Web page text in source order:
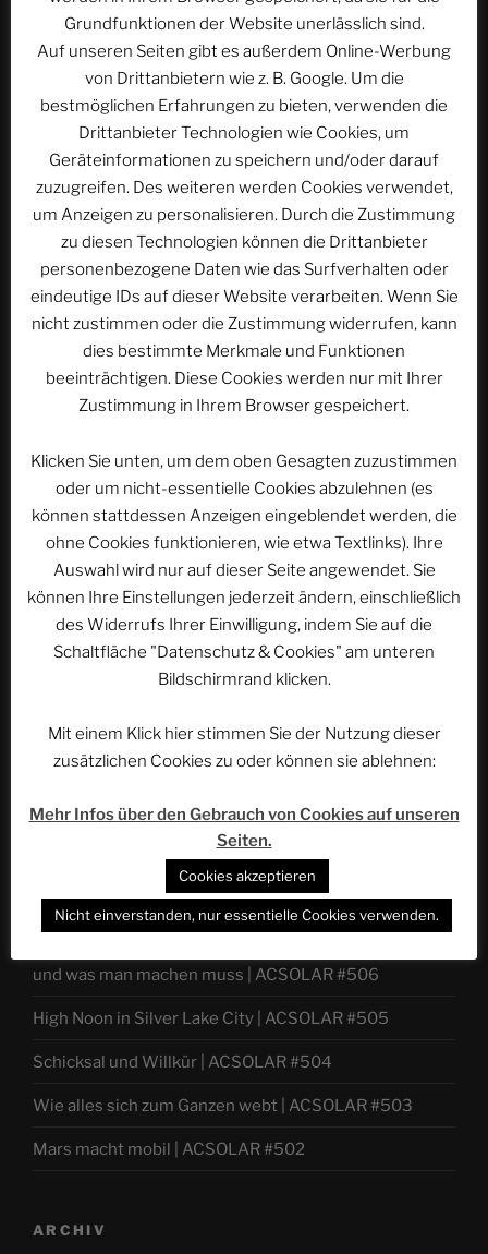
Beitragsnavigation
Vorheriger
Beitrag
ZURÜCK
Lache, wenn’s nicht zum Weinen reicht |
ACSOLAR #490
Nächster
Beitrag
WEITER
Dünnes Eis | ACSOLAR #491
WEBSEITE DURCHSUCHEN
Suchen
Bonn: Die Quartierfrage ist offen | ACSOLAR #508
In der Hitzewelle im Schwimmbad: Was passieren kann
und was man machen muss | ACSOLAR #507
und was man machen muss | ACSOLAR #506
High Noon in Silver Lake City | ACSOLAR #505
Schicksal und Willkür | ACSOLAR #504
Wie alles sich zum Ganzen webt | ACSOLAR #503
Mars macht mobil | ACSOLAR #502
ARCHIV
Grundfunktionen der Website unerlässlich sind.
Auf unseren Seiten gibt es außerdem Online-Werbung
von Drittanbietern wie z. B. Google. Um die
bestmöglichen Erfahrungen zu bieten, verwenden die
Drittanbieter Technologien wie Cookies, um
Geräteinformationen zu speichern und/oder darauf
zuzugreifen. Des weiteren werden Cookies verwendet,
um Anzeigen zu personalisieren. Durch die Zustimmung
zu diesen Technologien können die Drittanbieter
personenbezogene Daten wie das Surfverhalten oder
eindeutige IDs auf dieser Website verarbeiten. Wenn Sie
nicht zustimmen oder die Zustimmung widerrufen, kann
dies bestimmte Merkmale und Funktionen
beeinträchtigen. Diese Cookies werden nur mit Ihrer
Zustimmung in Ihrem Browser gespeichert.
Klicken Sie unten, um dem oben Gesagten zuzustimmen
oder um nicht-essentielle Cookies abzulehnen (es
können stattdessen Anzeigen eingeblendet werden, die
ohne Cookies funktionieren, wie etwa Textlinks). Ihre
Auswahl wird nur auf dieser Seite angewendet. Sie
können Ihre Einstellungen jederzeit ändern, einschließlich
des Widerrufs Ihrer Einwilligung, indem Sie auf die
Schaltfläche "Datenschutz & Cookies" am unteren
Bildschirmrand klicken.
Mit einem Klick hier stimmen Sie der Nutzung dieser
zusätzlichen Cookies zu oder können sie ablehnen:
Mehr Infos über den Gebrauch von Cookies auf unseren
Seiten.
Cookies akzeptieren
Nicht einverstanden, nur essentielle Cookies verwenden.